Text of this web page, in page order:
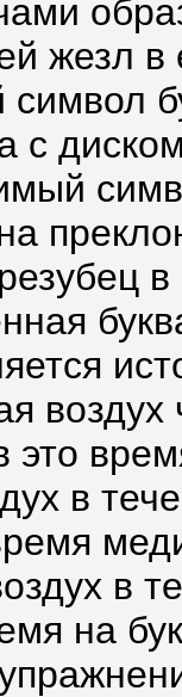
жезл
с
воздух
это
в
в
на